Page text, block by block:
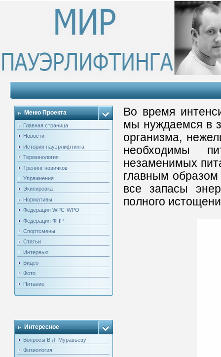
Меню Проекта
Главная страница
Новости
История пауэрлифтинга
Терминология
Тренинг новичков
Упражнения
Экипировка
Нормативы
Федерация WPC-WPO
Федерация ФПР
Спортсмены
Статьи
Интервью
Видео
Фото
Питание
Интересное
Вопросы В.Л. Муравьеву
Физиология
Во время
мы нуждаемся в
организма,
необходимы
незаменимых
главным образом
все запасы
полного